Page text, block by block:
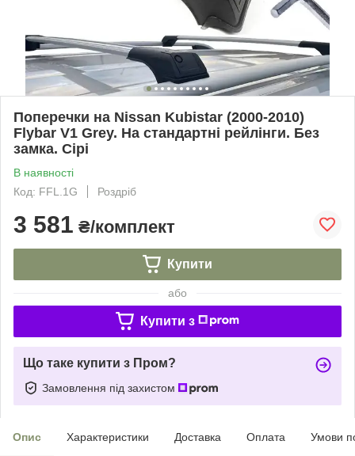
Поперечки на Nissan Kubistar (2000-2010)
Flybar V1 Grey. На стандартні рейлінги. Без
замка. Сірі
В наявності
Код: FFL.1G
Роздріб
3 581 ₴/комплект
Купити
або
Купити з
Що таке купити з Пром?
Замовлення під захистом
Опис Характеристики Доставка Оплата Умови